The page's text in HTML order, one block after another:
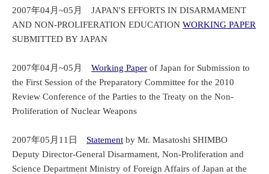
2007年04月~05月 JAPAN'S EFFORTS IN DISARMAMENT
AND NON-PROLIFERATION EDUCATION WORKING PAPER
SUBMITTED BY JAPAN
2007年04月~05月 Working Paper of Japan for Submission to
the First Session of the Preparatory Committee for the 2010
Review Conference of the Parties to the Treaty on the Non-
Proliferation of Nuclear Weapons
2007年05月11日 Statement by Mr. Masatoshi SHIMBO
Deputy Director-General Disarmament, Non-Proliferation and
Science Department Ministry of Foreign Affairs of Japan at the